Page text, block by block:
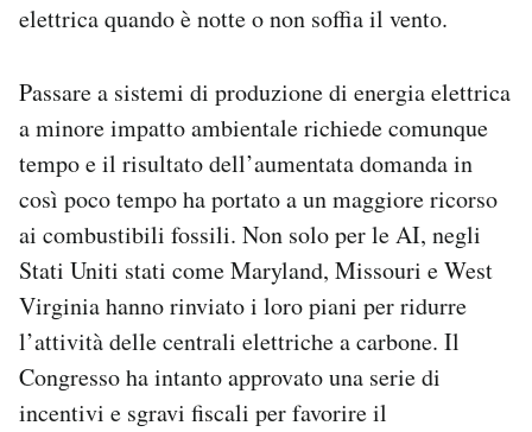
elettrica quando è notte o non soffia il vento.
Passare a sistemi di produzione di energia elettrica
a minore impatto ambientale richiede comunque
tempo e il risultato dell’aumentata domanda in
così poco tempo ha portato a un maggiore ricorso
ai combustibili fossili. Non solo per le AI, negli
Stati Uniti stati come Maryland, Missouri e West
Virginia hanno rinviato i loro piani per ridurre
l’attività delle centrali elettriche a carbone. Il
Congresso ha intanto approvato una serie di
incentivi e sgravi fiscali per favorire il